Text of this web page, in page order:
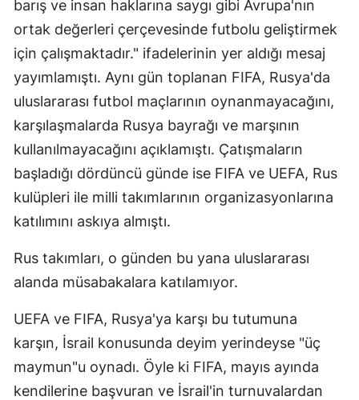
barış ve insan haklarına saygı gibi Avrupa'nın
ortak değerleri çerçevesinde futbolu geliştirmek
için çalışmaktadır." ifadelerinin yer aldığı mesaj
yayımlamıştı. Aynı gün toplanan FIFA, Rusya'da
uluslararası futbol maçlarının oynanmayacağını,
karşılaşmalarda Rusya bayrağı ve marşının
kullanılmayacağını açıklamıştı. Çatışmaların
başladığı dördüncü günde ise FIFA ve UEFA, Rus
kulüpleri ile milli takımlarının organizasyonlarına
katılımını askıya almıştı.
Rus takımları, o günden bu yana uluslararası
alanda müsabakalara katılamıyor.
UEFA ve FIFA, Rusya'ya karşı bu tutumuna
karşın, İsrail konusunda deyim yerindeyse "üç
maymun"u oynadı. Öyle ki FIFA, mayıs ayında
kendilerine başvuran ve İsrail'in turnuvalardan